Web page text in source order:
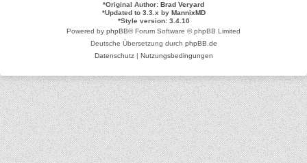
*Original Author: Brad Veryard
*Updated to 3.3.x by MannixMD
*Style version: 3.4.10
Powered by phpBB® Forum Software © phpBB Limited
Deutsche Übersetzung durch phpBB.de
Datenschutz| Nutzungsbedingungen